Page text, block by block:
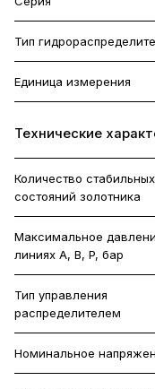
Тип
Единица измерения
Технические
Количество стабильных
состояний золотника
Максимальное
линиях A, B, P, бар
Тип управления
распределителем
Номинальное